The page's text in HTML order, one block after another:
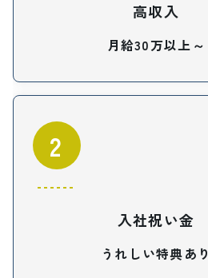
高収入
月給30万以上～
2
入社祝い金
うれしい特典あり